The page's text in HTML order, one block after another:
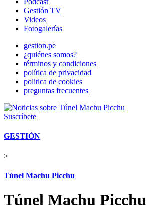
Podcast
Gestión TV
Videos
Fotogalerías
gestion.pe
¿quiénes somos?
términos y condiciones
política de privacidad
politica de cookies
preguntas frecuentes
Suscríbete
GESTIÓN
>
Túnel Machu Picchu
Túnel Machu Picchu